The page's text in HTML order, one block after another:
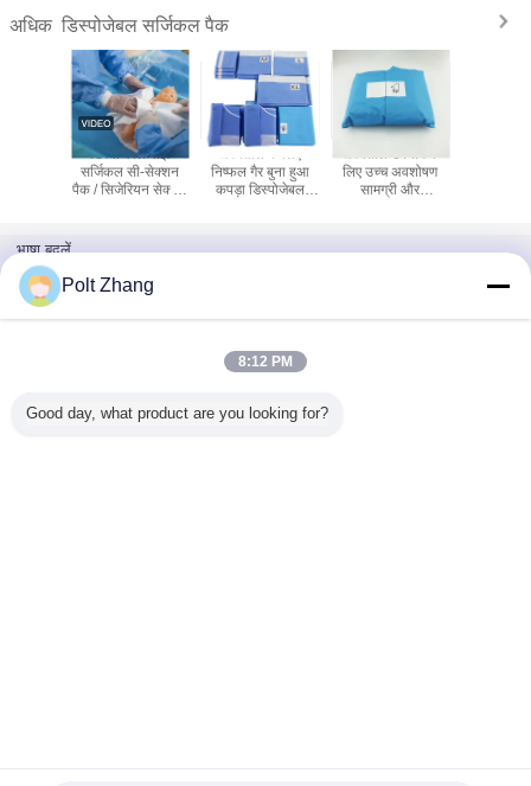
अधिक डिस्पोजेबल सर्जिकल पैक
डिस्पोजेबल बाँझ
सर्जिकल सी-सेक्शन
पैक / सिजेरियन सेक्शन
अस्पताल के लिए
निष्फल गैर बुना हुआ
कपड़ा डिस्पोजेबल
अस्पताल उपयोग के
लिए उच्च अवशोषण
सामग्री और
भाषा बदलें
Hindi
डेस्कटॉप देखें
Polt Zhang
8:12 PM
Good day, what product are you looking for?